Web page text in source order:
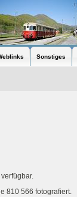
Sonstiges
810 566 fotografiert.